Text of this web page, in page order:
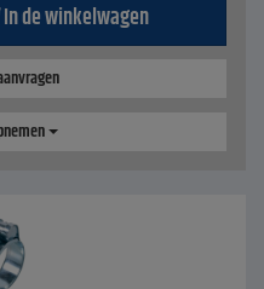
In de winkelwagen